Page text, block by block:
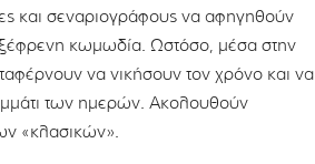
και σεναριογράφους να αφηγηθούν
ξέφρενη κωμωδία. Ωστόσο, μέσα στην
να νικήσουν τον χρόνο και να
των ημερών. Ακολουθούν
«κλασικών».